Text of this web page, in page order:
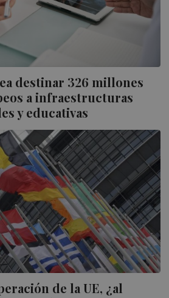
destinar 326 millones
a infraestructuras
y educativas
de la UE, ¿al